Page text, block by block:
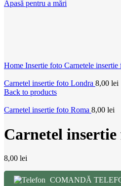
Apasă pentru a mări
Home Insertie foto Carnetele insertie
Carnetel insertie foto Londra 8,00 lei
Back to products
Carnetel insertie foto Roma 8,00 lei
Carnetel
8,00 lei
COMANDĂ